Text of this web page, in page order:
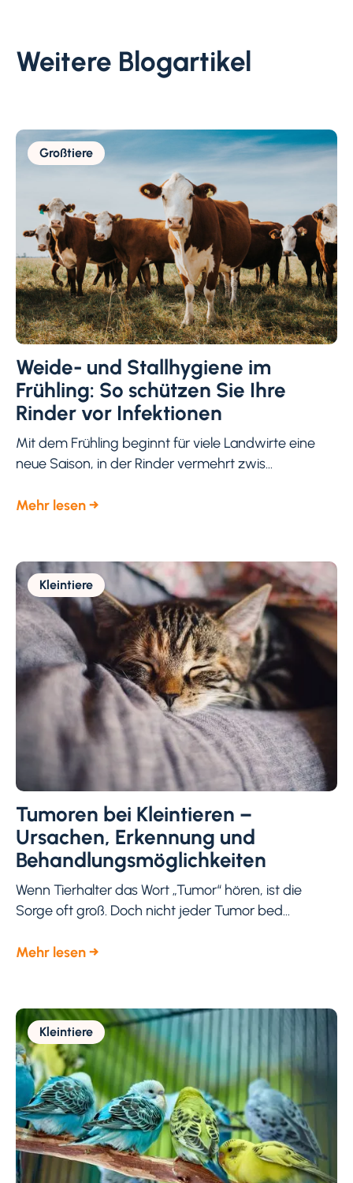
Weitere Blogartikel
Großtiere
Weide- und Stallhygiene im
Frühling: So schützen Sie Ihre
Rinder vor Infektionen
Mit dem Frühling beginnt für viele Landwirte eine
neue Saison, in der Rinder vermehrt zwis...
Mehr lesen →
Kleintiere
Tumoren bei Kleintieren –
Ursachen, Erkennung und
Behandlungsmöglichkeiten
Wenn Tierhalter das Wort „Tumor“ hören, ist die
Sorge oft groß. Doch nicht jeder Tumor bed...
Mehr lesen →
Kleintiere